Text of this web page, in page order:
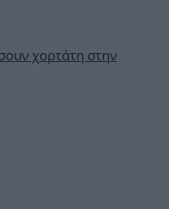
χορτάτη στην